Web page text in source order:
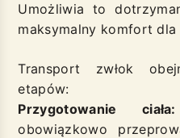
Umożliwia to
maksymalny komfort dla
Transport zwłok
etapów:
Przygotowanie ciała:
obowiązkowo